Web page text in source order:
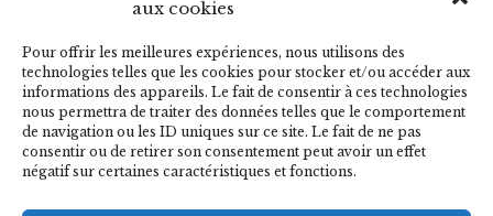
aux cookies
Pour offrir les meilleures expériences, nous utilisons des
technologies telles que les cookies pour stocker et/ou accéder aux
informations des appareils. Le fait de consentir à ces technologies
nous permettra de traiter des données telles que le comportement
de navigation ou les ID uniques sur ce site. Le fait de ne pas
consentir ou de retirer son consentement peut avoir un effet
négatif sur certaines caractéristiques et fonctions.
RÉALISATIONS
DOCUMENTS
NOUS CONTACTER